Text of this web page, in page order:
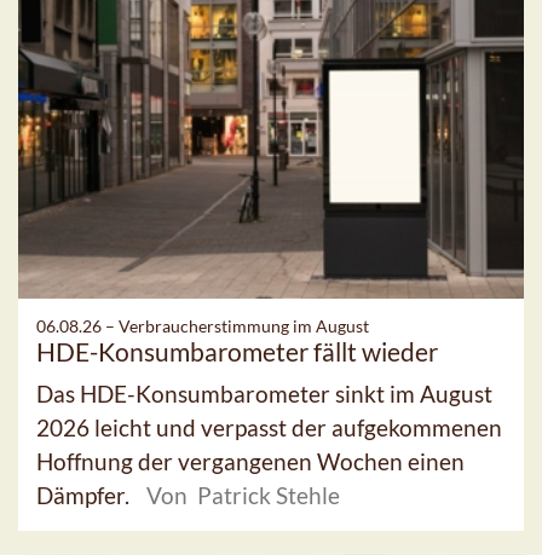
06.08.26 – Verbraucherstimmung im August
HDE-Konsumbarometer fällt wieder
Das HDE-Konsumbarometer sinkt im August
2026 leicht und verpasst der aufgekommenen
Hoffnung der vergangenen Wochen einen
Dämpfer.
Von Patrick Stehle